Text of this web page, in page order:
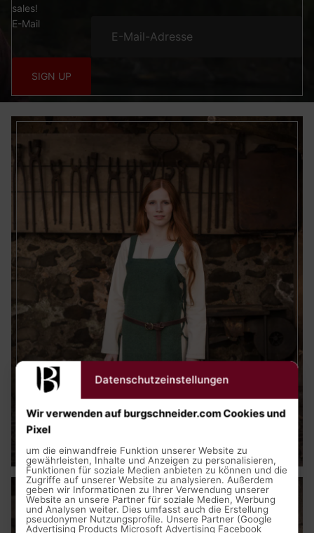
sales!
E-Mail
SIGN UP
Mittelalter Kleidung
Datenschutzeinstellungen
Wir verwenden auf burgschneider.com Cookies und
Pixel
um die einwandfreie Funktion unserer Website zu
gewährleisten, Inhalte und Anzeigen zu personalisieren,
Funktionen für soziale Medien anbieten zu können und die
Zugriffe auf unserer Website zu analysieren. Außerdem
geben wir Informationen zu Ihrer Verwendung unserer
Website an unsere Partner für soziale Medien, Werbung
und Analysen weiter. Dies umfasst auch die Erstellung
pseudonymer Nutzungsprofile. Unsere Partner (Google
Advertising Products Microsoft Advertising Facebook